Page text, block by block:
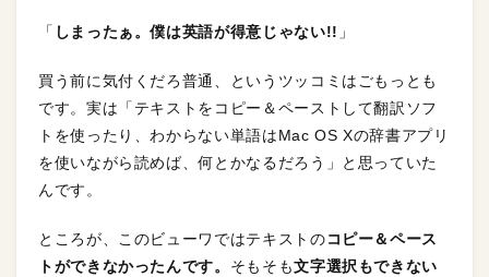
「 しまったぁ。僕は英語が得意じゃない!! 」
買う前に気付くだろ普通、というツッコミはごもっとも
です。実は「テキストをコピー＆ペーストして翻訳ソフ
トを使ったり、わからない単語はMac OS Xの辞書アプリ
を使いながら読めば、何とかなるだろう」と思っていた
んです。
ところが、このビューワではテキストのコピー＆ペース
トができなかったんです。 そもそも文字選択もできない